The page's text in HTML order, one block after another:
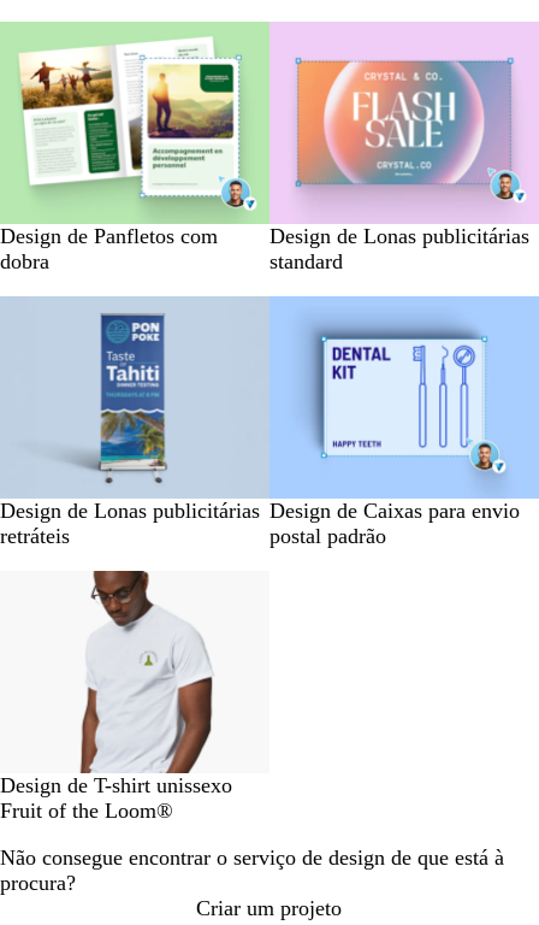
Design de Panfletos com
dobra
Design de Lonas publicitárias
standard
Design de Lonas publicitárias
retráteis
Design de Caixas para envio
postal padrão
Design de T-shirt unissexo
Fruit of the Loom®
Não consegue encontrar o serviço de design de que está à
procura?
Criar um projeto